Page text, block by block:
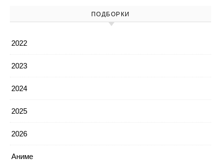
ПОДБОРКИ
2022
2023
2024
2025
2026
Аниме